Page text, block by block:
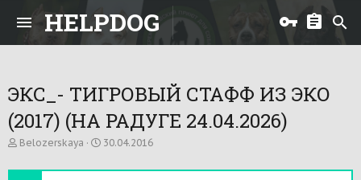
HELPDOG
ЭКС_- ТИГРОВЫЙ СТАФФ ИЗ ЭКО
(2017) (НА РАДУГЕ 24.04.2026)
А
т
Belozerskaya
Д
т
30.04.2016